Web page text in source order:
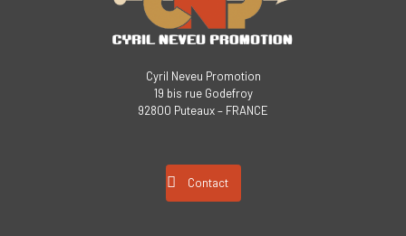
Cyril Neveu Promotion
19 bis rue Godefroy
92800 Puteaux – FRANCE
Contact